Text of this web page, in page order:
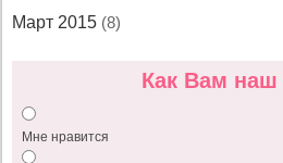
Март 2015 (8)
Как Вам наш
Мне нравится